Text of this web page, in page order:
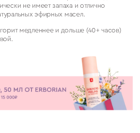
не имеет запаха и отлично
эфирных масел.
медленнее и дольше (40+ часов)